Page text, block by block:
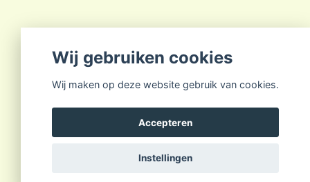
Wij gebruiken cookies
Wij maken op deze website gebruik van cookies.
Accepteren
Instellingen